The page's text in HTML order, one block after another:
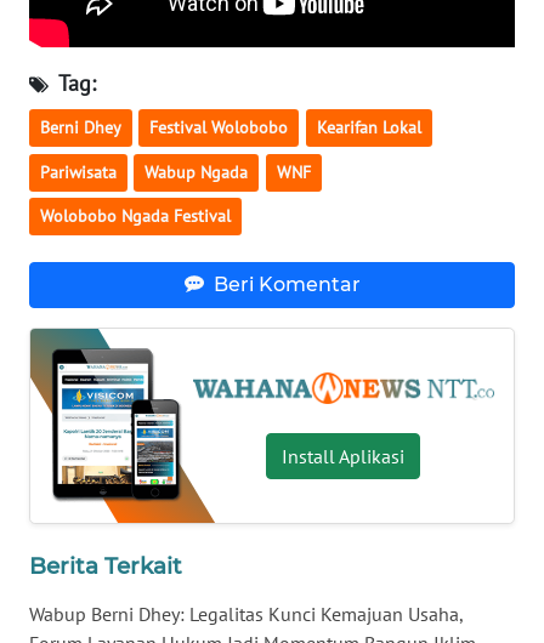
Tag:
Berni Dhey Festival Wolobobo Kearifan Lokal
Pariwisata Wabup Ngada WNF
Wolobobo Ngada Festival
Beri Komentar
Install Aplikasi
Berita Terkait
Wabup Berni Dhey: Legalitas Kunci Kemajuan Usaha,
BENGKULU
WN
LAMPUNG
WN
JATENG
WN
WN
JOGJA
WN
JATIM
WN
BALI
WN